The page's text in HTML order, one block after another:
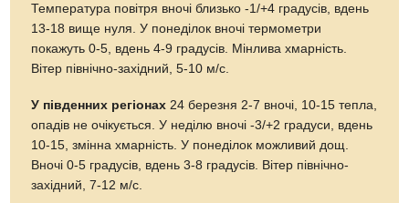
Температура повітря вночі близько -1/+4 градусів, вдень
13-18 вище нуля. У понеділок вночі термометри
покажуть 0-5, вдень 4-9 градусів. Мінлива хмарність.
Вітер північно-західний, 5-10 м/с.
У південних регіонах 24 березня 2-7 вночі, 10-15 тепла,
опадів не очікується. У неділю вночі -3/+2 градуси, вдень
10-15, змінна хмарність. У понеділок можливий дощ.
Вночі 0-5 градусів, вдень 3-8 градусів. Вітер північно-
західний, 7-12 м/с.